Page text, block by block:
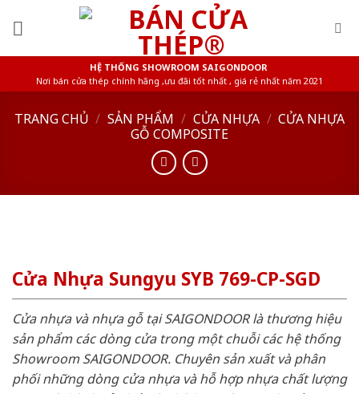
HỆ THỐNG SHOWROOM SAIGONDOOR
Nơi bán cửa thép chính hãng ,ưu đãi tốt nhất , giá rẻ nhất năm 2021
TRANG CHỦ / SẢN PHẨM / CỬA NHỰA / CỬA NHỰA
GỖ COMPOSITE
Cửa Nhựa Sungyu SYB 769-CP-SGD
Cửa nhựa và nhựa gỗ tại SAIGONDOOR là thương hiệu
sản phẩm các dòng cửa trong một chuỗi các hệ thống
Showroom SAIGONDOOR. Chuyên sản xuất và phân
phối những dòng cửa nhựa và hỗ hợp nhựa chất lượng